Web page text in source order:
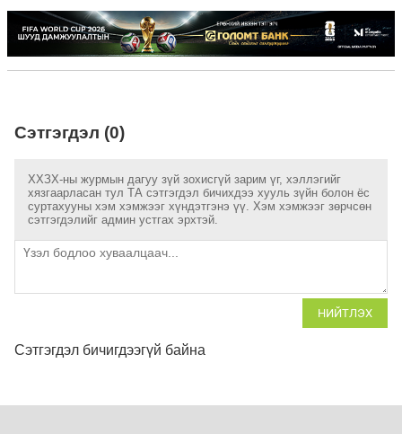
Сэтгэгдэл (0)
ХХЗХ-ны журмын дагуу зүй зохисгүй зарим үг, хэллэгийг
хязгаарласан тул ТА сэтгэгдэл бичихдээ хууль зүйн болон ёс
суртахууны хэм хэмжээг хүндэтгэнэ үү. Хэм хэмжээг зөрчсөн
сэтгэгдэлийг админ устгах эрхтэй.
НИЙТЛЭХ
Сэтгэгдэл бичигдээгүй байна